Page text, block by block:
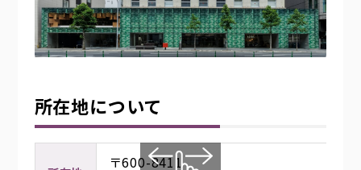
再審査請求・取り下げ依頼 再審査請求書
京都府在宅保健師の会
所在地について
〒600-8411